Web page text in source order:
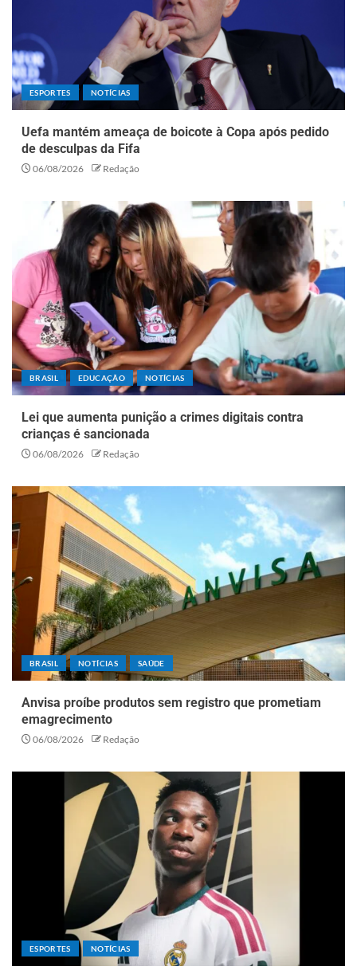
ESPORTES NOTÍCIAS
Uefa mantém ameaça de boicote à Copa após pedido
de desculpas da Fifa
06/08/2026 Redação
BRASIL EDUCAÇÃO NOTÍCIAS
Lei que aumenta punição a crimes digitais contra
crianças é sancionada
06/08/2026 Redação
BRASIL NOTÍCIAS SAÚDE
Anvisa proíbe produtos sem registro que prometiam
emagrecimento
06/08/2026 Redação
ESPORTES NOTÍCIAS